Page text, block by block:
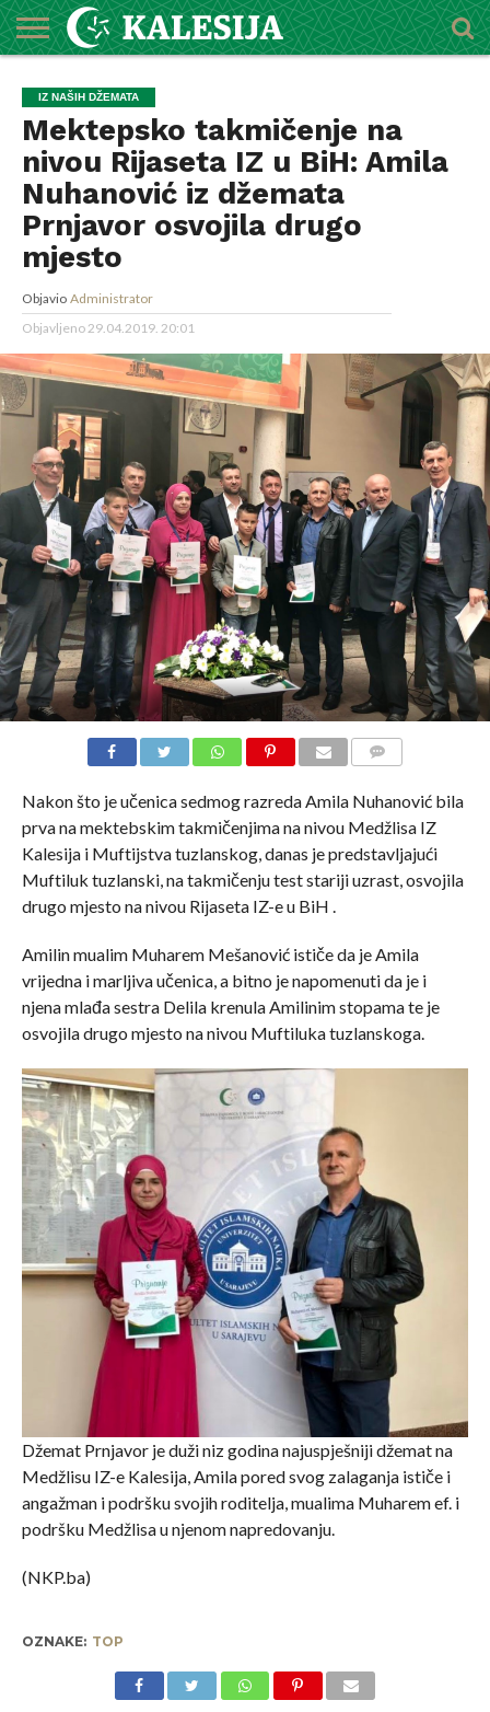
O
MEDŽLISU
DŽEMATI
IMAMI
MEKTEBSKI
CENTAR
VIJESTI
HUTBE
NAJAVE
KALENDAR
KONTAKT
IZ NAŠIH DŽEMATA
Mektepsko takmičenje na
nivou Rijaseta IZ u BiH: Amila
Nuhanović iz džemata
Prnjavor osvojila drugo
mjesto
Objavio Administrator
Objavljeno29.04.2019. 20:01
Nakon što je učenica sedmog razreda Amila Nuhanović bila
prva na mektebskim takmičenjima na nivou Medžlisa IZ
Kalesija i Muftijstva tuzlanskog, danas je predstavljajući
Muftiluk tuzlanski, na takmičenju test stariji uzrast, osvojila
drugo mjesto na nivou Rijaseta IZ-e u BiH .
Amilin mualim Muharem Mešanović ističe da je Amila
vrijedna i marljiva učenica, a bitno je napomenuti da je i
njena mlađa sestra Delila krenula Amilinim stopama te je
osvojila drugo mjesto na nivou Muftiluka tuzlanskoga.
Džemat Prnjavor je duži niz godina najuspješniji džemat na
Medžlisu IZ-e Kalesija, Amila pored svog zalaganja ističe i
angažman i podršku svojih roditelja, mualima Muharem ef. i
podršku Medžlisa u njenom napredovanju.
(NKP.ba)
OZNAKE: TOP